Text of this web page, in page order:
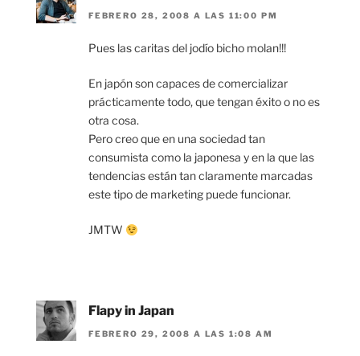
FEBRERO 28, 2008 A LAS 11:00 PM
Pues las caritas del jodío bicho molan!!!
En japón son capaces de comercializar
prácticamente todo, que tengan éxito o no es
otra cosa.
Pero creo que en una sociedad tan
consumista como la japonesa y en la que las
tendencias están tan claramente marcadas
este tipo de marketing puede funcionar.
JMTW
Flapy in Japan
FEBRERO 29, 2008 A LAS 1:08 AM